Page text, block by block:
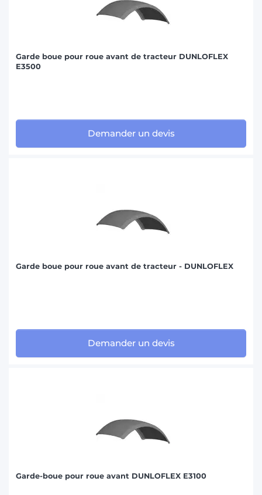
Garde boue pour roue avant de tracteur DUNLOFLEX
E3500
Demander un devis
Garde boue pour roue avant de tracteur - DUNLOFLEX
Demander un devis
Garde-boue pour roue avant DUNLOFLEX E3100